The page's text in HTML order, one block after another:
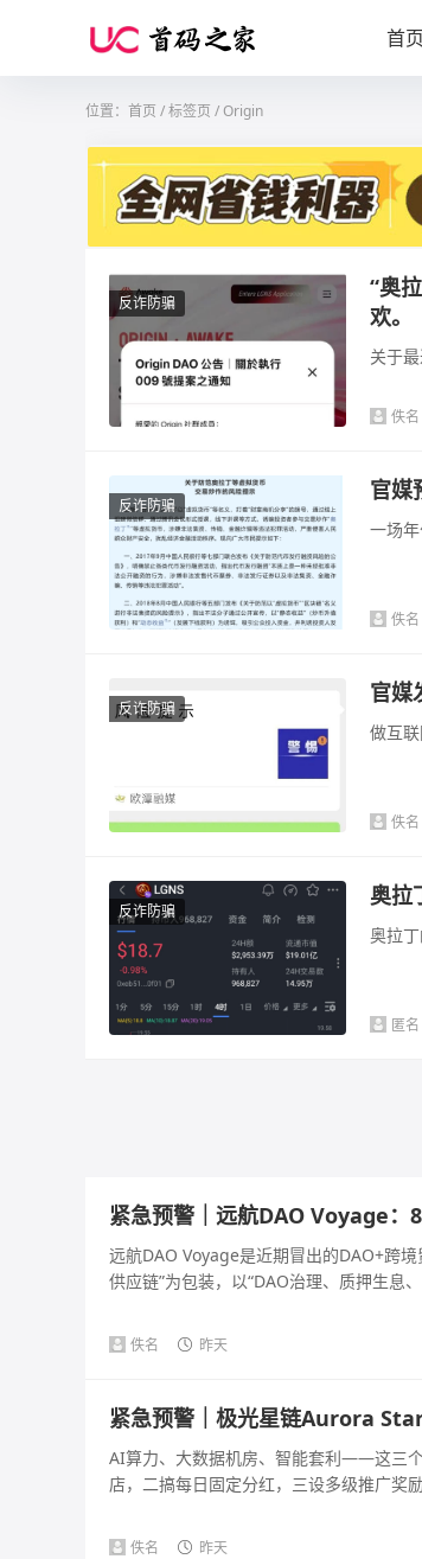
首页
位置： 首页 /标签页 / Origin
反诈防骗
“奥
欢。
关于
佚名
反诈防骗
官媒
一场
佚名
反诈防骗
官媒
做互
佚名
反诈防骗
奥拉
奥拉
匿名
紧急预警｜远航DAO Voyage：
远航DAO Voyage是近期冒出的DAO+跨
供应链”为包装，以“DAO治理、质押生息
佚名 昨天
紧急预警｜极光星链Aurora
AI算力、大数据机房、智能套利——这三
店，二搞每日固定分红，三设多级推广奖
佚名 昨天